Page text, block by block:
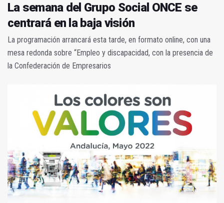
La semana del Grupo Social ONCE se
centrará en la baja visión
La programación arrancará esta tarde, en formato online, con una
mesa redonda sobre “Empleo y discapacidad, con la presencia de
la Confederación de Empresarios